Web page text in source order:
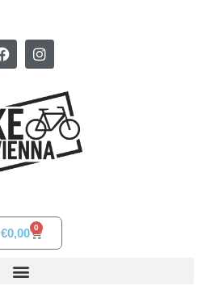
€0,00 0